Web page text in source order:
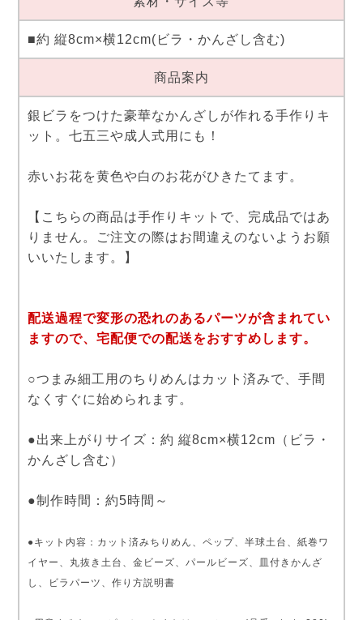
■約 縦8cm×横12cm(ビラ・かんざし含む)
商品案内
銀ビラをつけた豪華なかんざしが作れる手作りキ
ット。七五三や成人式用にも！
赤いお花を黄色や白のお花がひきたてます。
【こちらの商品は手作りキットで、完成品ではあ
りません。ご注文の際はお間違えのないようお願
いいたします。】
配送過程で変形の恐れのあるパーツが含まれてい
ますので、宅配便での配送をおすすめします。
○つまみ細工用のちりめんはカット済みで、手間
なくすぐに始められます。
●出来上がりサイズ：約 縦8cm×横12cm（ビラ・
かんざし含む）
●制作時間：約5時間～
●キット内容：カット済みちりめん、ペップ、半球土台、紙巻ワ
イヤー、丸抜き土台、金ビーズ、パールビーズ、皿付きかんざ
し、ビラパーツ、作り方説明書